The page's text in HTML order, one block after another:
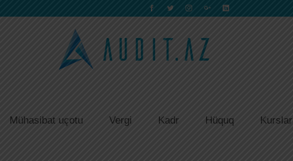
Mühasibat uçotu Vergi Kadr Hüquq Kurslar